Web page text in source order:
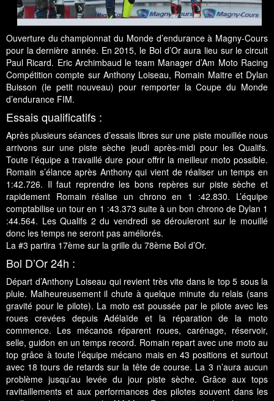
Ouverture du championnat du Monde d’endurance à Magny-Cours
pour la dernière année. En 2015, le Bol d’Or aura lieu sur le circuit
Paul Ricard. Eric Archimbaud le team Manager d’Am Moto Racing
Compétition compte sur Anthony Loiseau, Romain Maitre et Dylan
Buisson (le petit nouveau) pour remporter la Coupe du Monde
d’endurance FIM.
Essais qualificatifs :
Après plusieurs séances d’essais libres sur une piste mouillée nous
arrivons sur une piste sèche jeudi après-midi pour les Qualifs.
Toute l’équipe a travaillé dure pour offrir la meilleur moto possible.
Romain s’élance après Anthony qui vient de réaliser un temps en
1:42.726. Il faut reprendre les bons repères sur piste sèche et
rapidement Romain réalise un chrono en 1 :42.830. L’équipe
comptabilise un tour en 1 :43.373 suite à un bon chrono de Dylan 1
:44.564. Les Qualifs 2 du vendredi se dérouleront sur le mouillé
donc les temps ne seront pas améliorés.
La #3 partira 17ème sur la grille du 78ème Bol d’Or.
Bol D’Or 24h :
Départ d’Anthony Loiseau qui revient très vite dans le top 5 sous la
pluie. Malheureusement il chute à quelque minute du relais (sans
gravité pour le pilote). La moto est poussée par le pilote avec les
roues crevées depuis Adélaïde et la réparation de la moto
commence. Les mécanos réparent roues, carénage, réservoir,
selle, guidon en un temps record. Romain repart avec une moto au
top grâce à toute l’équipe mécano mais en 43 positions et surtout
avec 18 tours de retards sur la tête de course. La 3 n’aura aucun
problème jusqu’au levée du jour piste sèche. Grâce aux tops
ravitaillements et aux performances des pilotes souvent dans les